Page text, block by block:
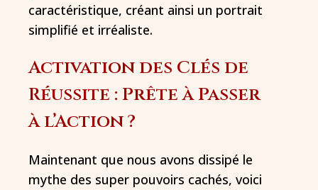
caractéristique, créant ainsi un portrait
simplifié et irréaliste.
Activation des Clés de
Réussite : Prête à Passer
à l’Action ?
Maintenant que nous avons dissipé le
mythe des super pouvoirs cachés, voici